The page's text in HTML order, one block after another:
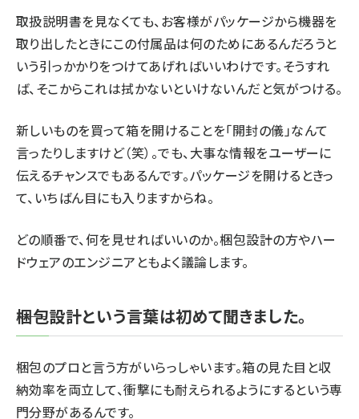
取扱説明書を見なくても、お客様がパッケージから機器を
取り出したときにこの付属品は何のためにあるんだろうと
いう引っかかりをつけてあげればいいわけです。そうすれ
ば、そこからこれは拭かないといけないんだと気がつける。
新しいものを買って箱を開けることを「開封の儀」なんて
言ったりしますけど（笑）。でも、大事な情報をユーザーに
伝えるチャンスでもあるんです。パッケージを開けるときっ
て、いちばん目にも入りますからね。
どの順番で、何を見せればいいのか。梱包設計の方やハー
ドウェアのエンジニアともよく議論します。
――梱包設計という言葉は初めて聞きました。
梱包のプロと言う方がいらっしゃいます。箱の見た目と収
納効率を両立して、衝撃にも耐えられるようにするという専
門分野があるんです。